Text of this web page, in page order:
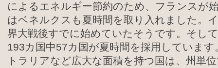
によるエネルギー節約のため、フランスが
はベネルクスも夏時間を取り入れました。
界大戦後すでに始めていたそうです。そし
193カ国中57カ国が夏時間を採用していま
トラリアなど広大な面積を持つ国は、州単